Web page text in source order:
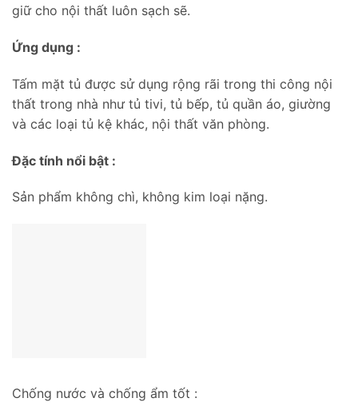
giữ cho nội thất luôn sạch sẽ.
Ứng dụng :
Tấm mặt tủ được sử dụng rộng rãi trong thi công nội
thất trong nhà như tủ tivi, tủ bếp, tủ quần áo, giường
và các loại tủ kệ khác, nội thất văn phòng.
Đặc tính nổi bật :
Sản phẩm không chì, không kim loại nặng.
Chống nước và chống ẩm tốt :